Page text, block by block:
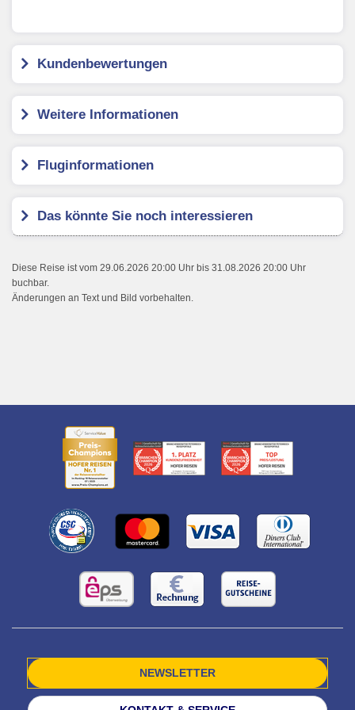
Kundenbewertungen
Weitere Informationen
Fluginformationen
Das könnte Sie noch interessieren
Diese Reise ist vom 29.06.2026 20:00 Uhr bis 31.08.2026 20:00 Uhr
buchbar.
Änderungen an Text und Bild vorbehalten.
NEWSLETTER